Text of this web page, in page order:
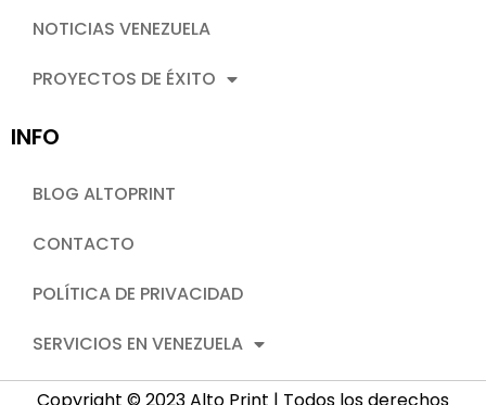
NOTICIAS VENEZUELA
PROYECTOS DE ÉXITO
INFO
BLOG ALTOPRINT
CONTACTO
POLÍTICA DE PRIVACIDAD
SERVICIOS EN VENEZUELA